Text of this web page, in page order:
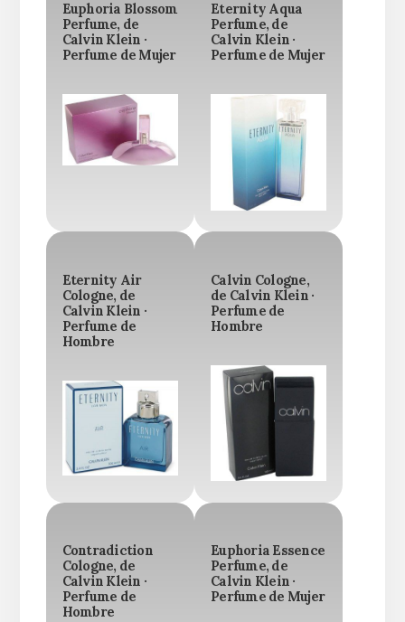
Euphoria Blossom
Perfume, de
Calvin Klein ·
Perfume de Mujer
Eternity Aqua
Perfume, de
Calvin Klein ·
Perfume de Mujer
Eternity Air
Cologne, de
Calvin Klein ·
Perfume de
Hombre
Calvin Cologne,
de Calvin Klein ·
Perfume de
Hombre
Contradiction
Cologne, de
Calvin Klein ·
Perfume de
Hombre
Euphoria Essence
Perfume, de
Calvin Klein ·
Perfume de Mujer